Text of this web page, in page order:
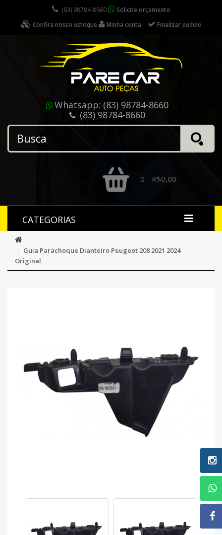
(83) 98784-8660
Solicite orçamento
Confira nosso estoque
Minha conta Finalizar pedido
Whatsapp: (83) 98784-8660
(83) 98784-8660
0 - R$0,00
CATEGORIAS
Guia Parachoque Dianteiro Peugeot 208 2021 2024
Original